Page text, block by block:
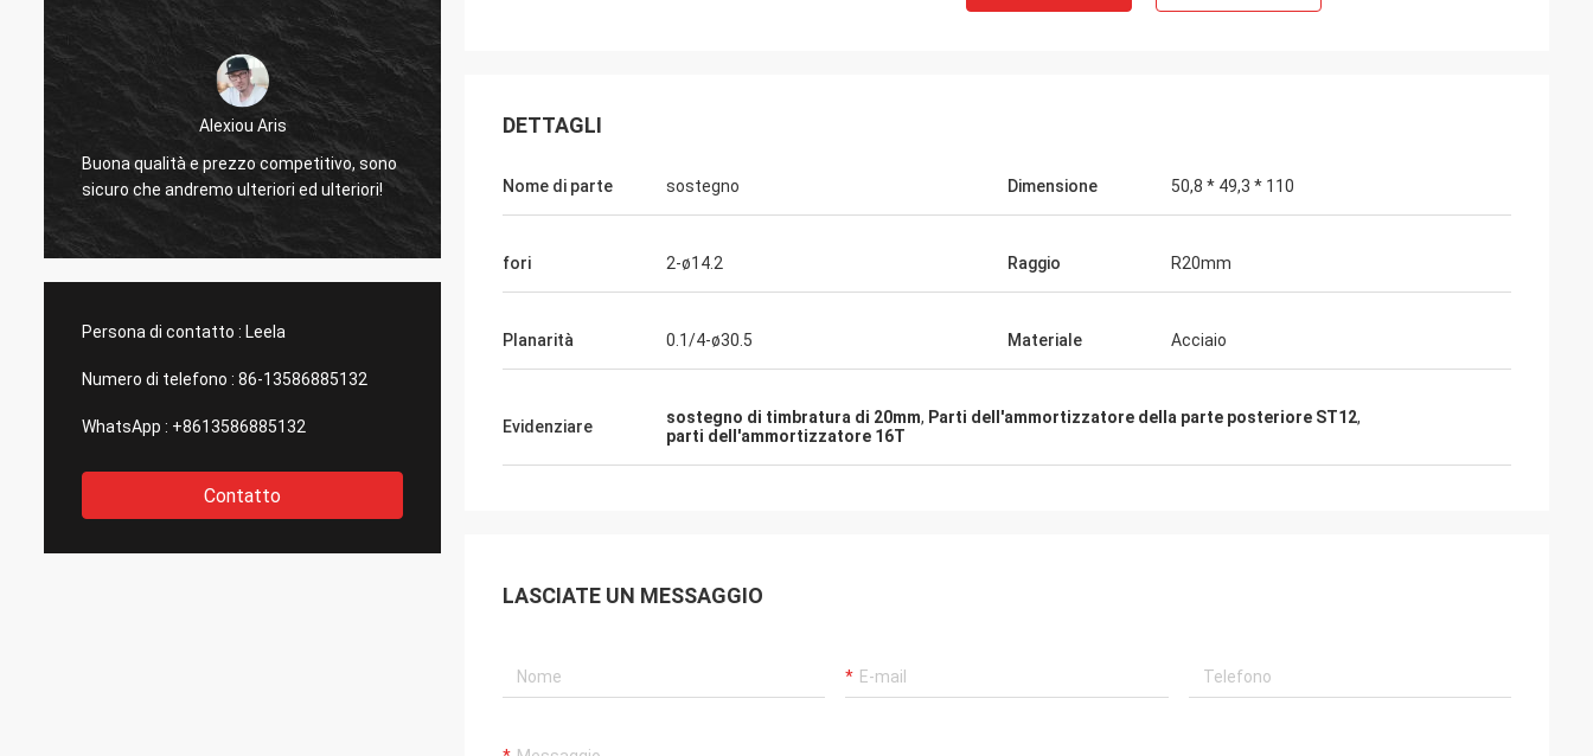
Alexiou Aris
Buona qualità e prezzo competitivo, sono
sicuro che andremo ulteriori ed ulteriori!
gradiscono gli amici, la cooperazione
simpatica e molto piacevole!
tempo e continueremo la nostra
Persona di contatto : Leela
Numero di telefono : 86-13586885132
WhatsApp : +8613586885132
Contatto
DETTAGLI
Nome di parte sostegno Dimensione 50,8 * 49,3 * 110
fori 2-ø14.2 Raggio R20mm
Planarità 0.1/4-ø30.5 Materiale Acciaio
Evidenziare sostegno di timbratura di 20mm, Parti dell'ammortizzatore della parte posteriore ST12,
parti dell'ammortizzatore 16T
LASCIATE UN MESSAGGIO